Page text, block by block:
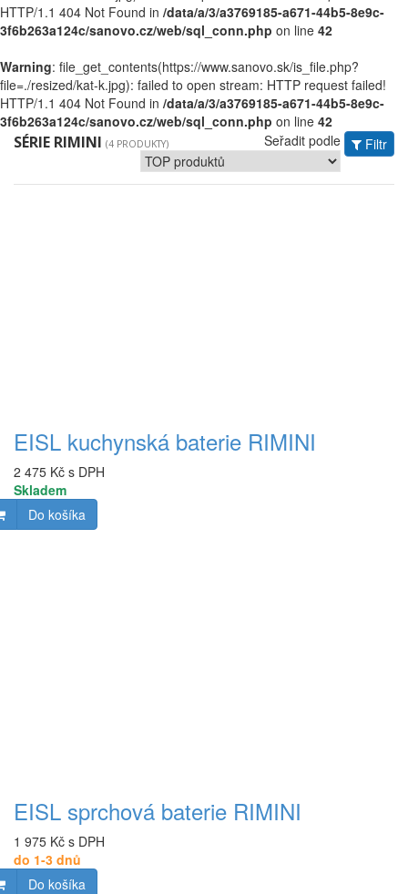
HTTP/1.1 404 Not Found in /data/a/3/a3769185-a671-44b5-8e9c-
3f6b263a124c/sanovo.cz/web/sql_conn.php on line 42
Warning: file_get_contents(https://www.sanovo.sk/is_file.php?
file=./resized/kat-k.jpg): failed to open stream: HTTP request failed!
HTTP/1.1 404 Not Found in /data/a/3/a3769185-a671-44b5-8e9c-
3f6b263a124c/sanovo.cz/web/sql_conn.php on line 42
SÉRIE RIMINI (4 PRODUKTY) Filtr
Seřadit podle
EISL kuchynská baterie RIMINI
2 475 Kč s DPH
Skladem
Do košíka
EISL sprchová baterie RIMINI
1 975 Kč s DPH
do 1-3 dnů
Do košíka